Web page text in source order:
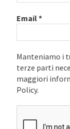
Email*
Manteniamo i
terze parti
maggiori
Policy.